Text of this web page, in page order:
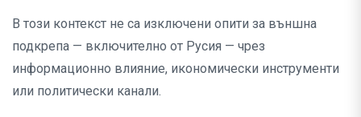
В този контекст не са изключени опити за външна
подкрепа — включително от Русия — чрез
информационно влияние, икономически инструменти
или политически канали.